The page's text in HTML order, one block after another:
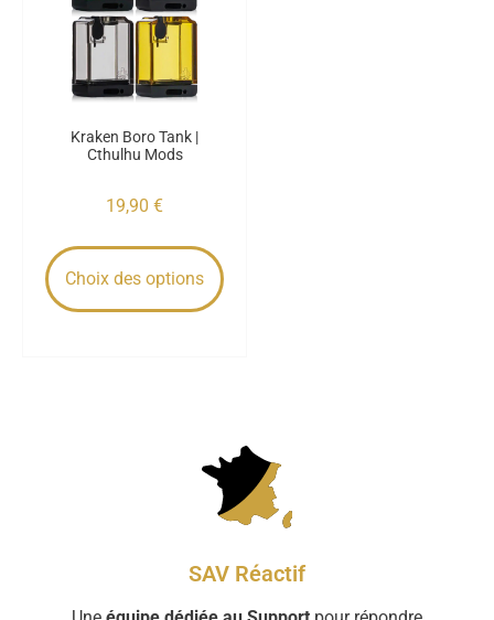
Kraken Boro Tank |
Cthulhu Mods
19,90 €
Choix des options
SAV Réactif